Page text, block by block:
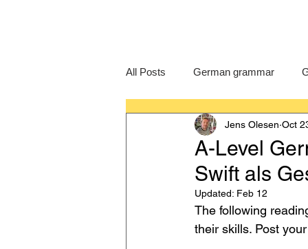
All Posts German grammar
Language Learning GCSE
IB German German exam
A-Level
Swift als
Jens Olesen Oct
Updated: Feb 12
The following
their skills. Post